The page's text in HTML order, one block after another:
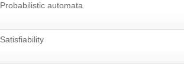
Probabilistic automata
Satisfiability